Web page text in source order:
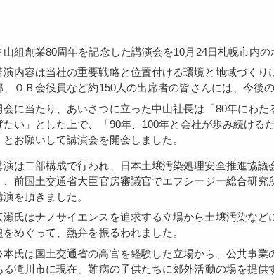
中山組創業80周年を記念した講演会を10月24日札幌市内
業並びに協力会社の
、ＯＢ会役員など約150人の出席者の皆さんには、今後
に深く感謝を申し
たい」とした上で、「90年、100年と会社が歩み続け
とお願いして講演会を開会しました。
環境と心のミレニア
、前国土交通省大臣官房審議官でエフシージー総合研
演を頂きました。
から、地球規模の環境
をめぐって、熱弁を振るわれました。
さらに同氏の出身地
る滝川市に現在、難病の子供たちに郊外活動の場を提